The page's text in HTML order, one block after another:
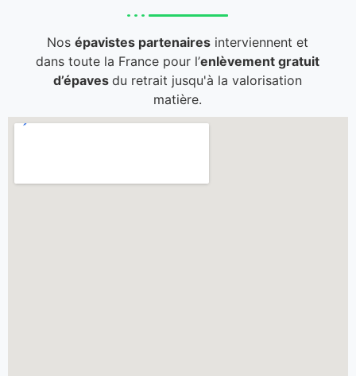
Nosépavistes partenaires interviennent et
dans toute la France pour l’enlèvement gratuit
d’épavesdu retrait jusqu'à la valorisation
matière.